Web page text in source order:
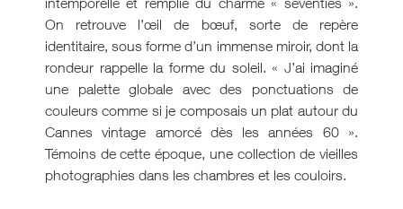
On retrouve l’œil de bœuf, sorte de repère
identitaire, sous forme d’un immense miroir, dont la
rondeur rappelle la forme du soleil. « J’ai imaginé
une palette globale avec des ponctuations de
couleurs comme si je composais un plat autour du
Cannes vintage amorcé dès les années 60 ».
Témoins de cette époque, une collection de vieilles
photographies dans les chambres et les couloirs.